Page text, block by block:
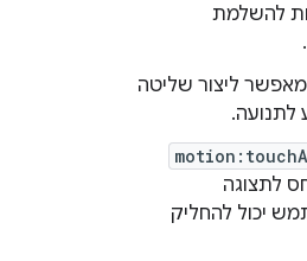
להשלמת
מאפשר ליצור שליטה
לתנועה.
לתצוגה
יכול להחליק